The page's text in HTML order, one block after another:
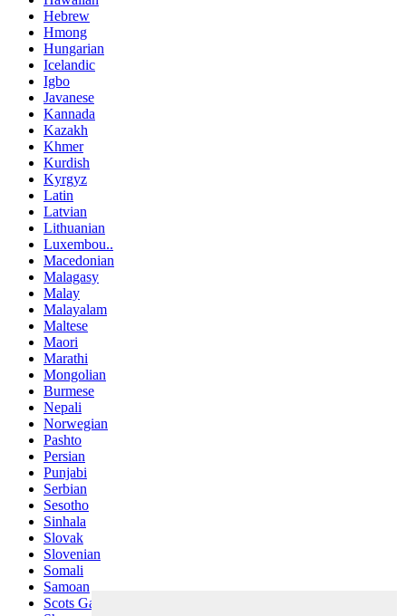
Hebrew
Hmong
Hungarian
Icelandic
Igbo
Javanese
Kannada
Kazakh
Khmer
Kurdish
Kyrgyz
Latin
Latvian
Lithuanian
Luxembou..
Macedonian
Malagasy
Malay
Malayalam
Maltese
Maori
Marathi
Mongolian
Burmese
Nepali
Norwegian
Pashto
Persian
Punjabi
Serbian
Sesotho
Sinhala
Slovak
Slovenian
Somali
Samoan
Scots Gaelic